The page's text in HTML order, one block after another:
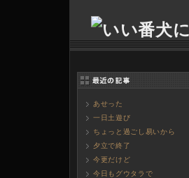
あせった
一日土遊び
ちょっと過ごし易いから
夕立で終了
今更だけど
今日もグウタラで